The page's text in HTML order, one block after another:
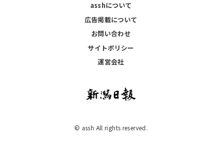
asshについて
広告掲載について
お問い合わせ
サイトポリシー
運営会社
© assh All rights reserved.